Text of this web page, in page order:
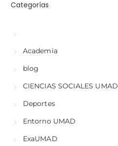
Categorías
Academia
blog
CIENCIAS SOCIALES UMAD
Deportes
Entorno UMAD
ExaUMAD